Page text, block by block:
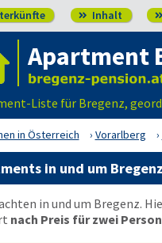
 Inhalt 
Apartment
Liste für Bregenz,
in Österreich Vorarlberg
in und um
in und um Bregenz.
nach Preis für zwei